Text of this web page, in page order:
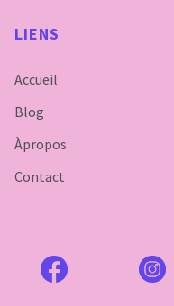
LIENS
Accueil
Blog
Àpropos
Contact